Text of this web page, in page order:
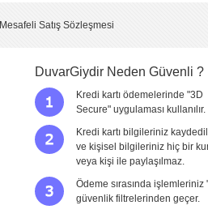
Mesafeli Satış Sözleşmesi
DuvarGiydir Neden Güvenli ?
Kredi kartı ödemelerinde "3D
Secure" uygulaması kullanılır.
Kredi kartı bilgileriniz
ve kişisel bilgileriniz hiç bir
veya kişi ile paylaşılmaz.
Ödeme sırasında işlemleriniz
güvenlik filtrelerinden geçer.